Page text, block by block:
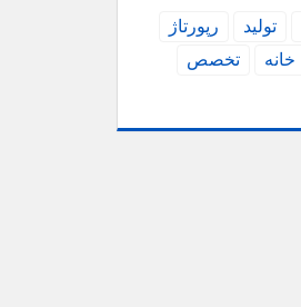
تولید
رپورتاژ
خانه
تخصص